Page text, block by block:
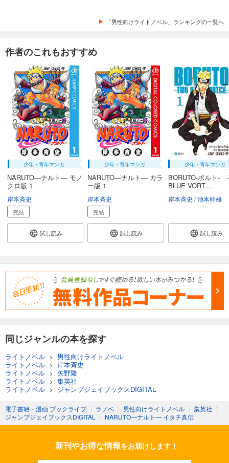
「男性向けライトノベル」ランキングの一覧へ
作者のこれもおすすめ
少年・青年マンガ
NARUTO―ナルト― モノ
クロ版 1
岸本斉史
完結
試し読み
少年・青年マンガ
NARUTO―ナルト― カラ
ー版 1
岸本斉史
完結
試し読み
少年・青年マンガ
BORUTO-ボルト-
BLUE VORT...
岸本斉史 池本幹雄
試し読み
同じジャンルの本を探す
ライトノベル > 男性向けライトノベル
ライトノベル > 岸本斉史
ライトノベル > 矢野隆
ライトノベル > 集英社
ライトノベル > ジャンプジェイブックスDIGITAL
電子書籍・漫画 ブックライブ 〉 ラノベ 〉 男性向けライトノベル 〉 集英社 〉
ジャンプジェイブックスDIGITAL
〉 NARUTO―ナルト― イタチ真伝
新刊やお得な情報をお届けします！